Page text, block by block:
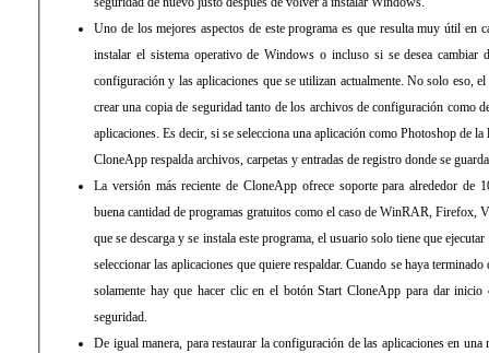
Uno de los mejores aspectos de este programa es que resulta muy útil en
instalar el sistema operativo de Windows o incluso si se desea cambiar
configuración y las aplicaciones que se utilizan actualmente. No solo eso,
crear una copia de seguridad tanto de los archivos de configuración como
aplicaciones. Es decir, si se selecciona una aplicación como Photoshop de
CloneApp respalda archivos, carpetas y entradas de registro donde se
La versión más reciente de CloneApp ofrece soporte para alrededor de
buena cantidad de programas gratuitos como el caso de WinRAR, Firefox,
que se descarga y se instala este programa, el usuario solo tiene que
seleccionar las aplicaciones que quiere respaldar. Cuando se haya
solamente hay que hacer clic en el botón Start CloneApp para dar
seguridad.
De igual manera, para restaurar la configuración de las aplicaciones en